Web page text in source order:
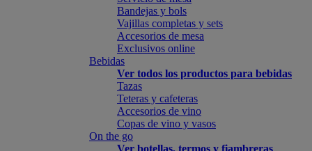
Bandejas y bols
Vajillas completas y sets
Accesorios de mesa
Exclusivos online
Bebidas
Ver todos los productos para bebidas
Tazas
Teteras y cafeteras
Accesorios de vino
Copas de vino y vasos
On the go
Ver botellas, termos y fiambreras